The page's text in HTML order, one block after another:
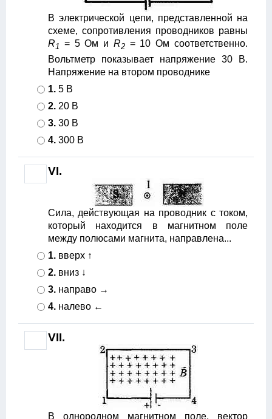
В электрической цепи, представленной на
схеме, сопротивления проводников равны
R1 = 5 Ом и R2= 10 Ом соответственно.
Вольтметр показывает напряжение 30 В.
Напряжение на втором проводнике
1. 5 В
2. 20 В
3. 30 В
4. 300 В
VI.
Сила, действующая на проводник с током,
который находится в магнитном поле
между полюсами магнита, направлена...
1. вверх ↑
2. вниз ↓
3. направо →
4. налево ←
VII.
В однородном магнитном поле, вектор